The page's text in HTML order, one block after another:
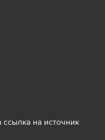
на источник